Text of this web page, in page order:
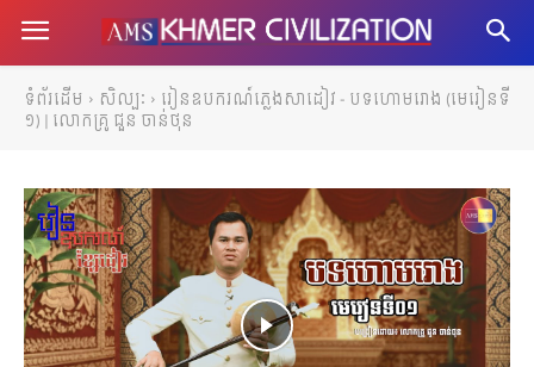
ទំព័រដើម សិល្បៈ រៀនឧបករណ៍ភ្លេងសាដៀវ - បទហោមរោង (មេរៀនទី
១) | លោកគ្រូ ជួន ចាន់ថុន